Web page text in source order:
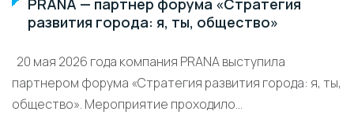
развития города: я, ты, общество»
20 мая 2026 года компания PRANA выступила
партнером форума «Стратегия развития города: я, ты,
общество». Мероприятие проходило...